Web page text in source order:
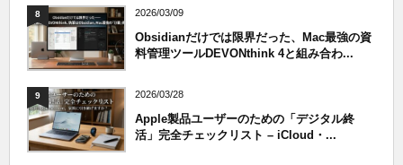
8 2026/03/09
Obsidianだけでは限界だった、Mac最強の資
料管理ツールDEVONthink 4と組み合わ...
9 2026/03/28
Apple製品ユーザーのための「デジタル終
活」完全チェックリスト – iCloud・...